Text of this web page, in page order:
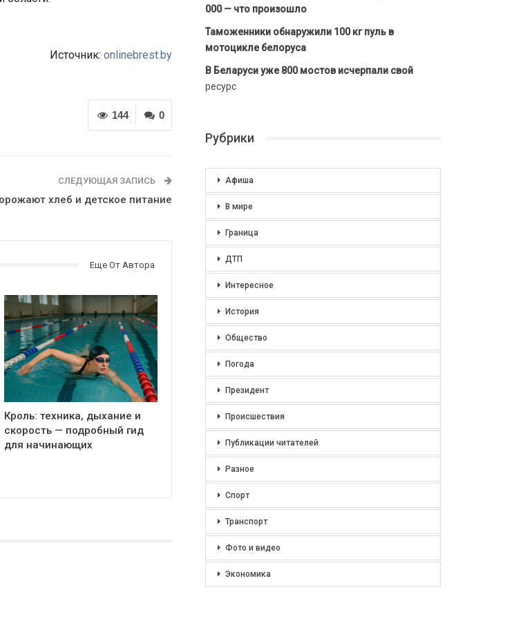
Источник: onlinebrest.by
0
144
СЛЕДУЮЩАЯ ЗАПИСЬ
хлеб и детское питание
Еще От Автора
Кроль: техника, дыхание и
скорость — подробный гид
для начинающих
000 — что произошло
Таможенники обнаружили 100 кг пуль в
мотоцикле белоруса
В Беларуси уже 800 мостов исчерпали свой
ресурс
Рубрики
Афиша
В мире
Граница
ДТП
Интересное
История
Общество
Погода
Президент
Происшествия
Публикации читателей
Разное
Спорт
Транспорт
Фото и видео
Экономика